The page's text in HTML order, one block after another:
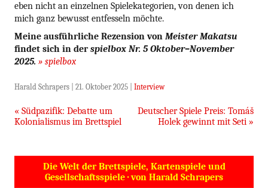
eben nicht an einzelnen Spielekategorien, von denen ich
mich ganz bewusst entfesseln möchte.
Meine ausführliche Rezension von Meister Makatsu
findet sich in derspielbox Nr. 5 Oktober–November
2025. » spielbox
Harald Schrapers 21. Oktober 2025 Interview
Beitragsnavigation
« Südpazifik: Debatte um
Kolonialismus im Brettspiel
Deutscher Spiele Preis: Tomáš
Holek gewinnt mit Seti »
Die Welt der Brettspiele, Kartenspiele und
Gesellschaftsspiele · von Harald Schrapers